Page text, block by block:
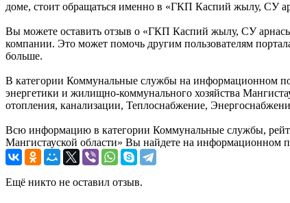
доме, стоит обращаться именно в «ГКП Каспий жылу, СУ
Вы можете оставить отзыв о «ГКП Каспий жылу, СУ
компании. Это может помочь другим пользователям
больше.
В категории Коммунальные службы на информационном
энергетики и жилищно-коммунального хозяйства
отопления, канализации, Теплоснабжение,
Всю информацию в категории Коммунальные службы,
Мангистауской области» Вы найдете на информационном
Ещё никто не оставил отзыв.